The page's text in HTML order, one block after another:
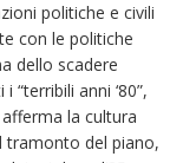
politiche e civili
con le politiche
dello scadere
“terribili anni ‘80”,
la cultura
tramonto del piano,